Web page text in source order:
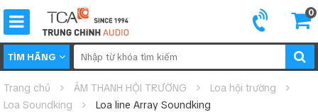
0
TÌM HÃNG
Trang chủ ÂM THANH HỘI TRƯỜNG
Loa hội trường
Loa Soundking
Loa line Array Soundking